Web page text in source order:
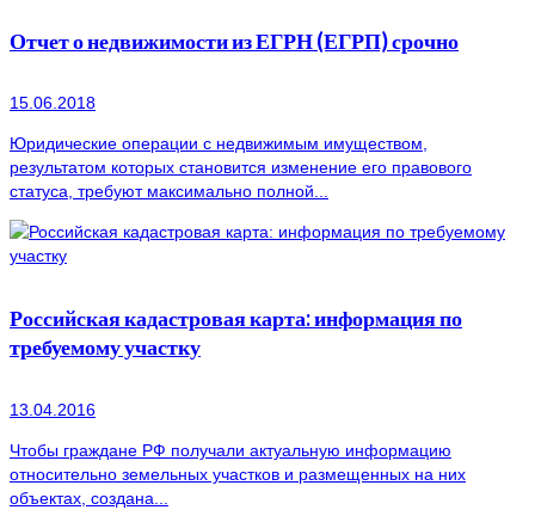
Отчет о недвижимости из ЕГРН (ЕГРП) срочно
15.06.2018
Юридические операции с недвижимым имуществом,
результатом которых становится изменение его правового
статуса, требуют максимально полной...
Российская кадастровая карта: информация по
требуемому участку
13.04.2016
Чтобы граждане РФ получали актуальную информацию
относительно земельных участков и размещенных на них
объектах, создана...